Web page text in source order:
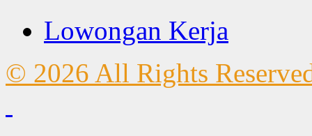
Lowongan Kerja
© 2026 All Rights